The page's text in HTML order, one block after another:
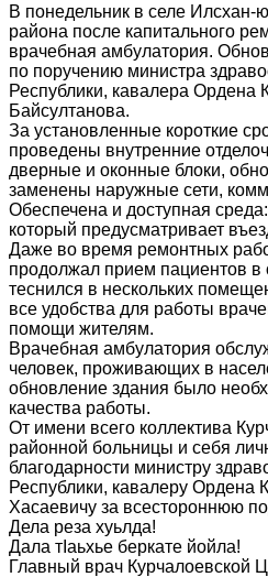
В понедельник в селе Илсхан-
района после капитального
врачебная амбулатория.
по поручению министра
Республики, кавалера
Байсултанова.
За установленные короткие
проведены внутренние
дверные и оконные блоки,
заменены наружные сети,
Обеспечена и доступная
который предусматривает
Даже во время ремонтных
продолжал прием пациентов
теснился в нескольких
все удобства для работы
помощи жителям.
Врачебная амбулатория
человек, проживающих в
обновление здания было
качества работы.
От имени всего коллектива
районной больницы и себя
благодарности министру
Республики, кавалеру
Хасаевичу за всестороннюю
Дела реза хуьлда!
Дала тIаьхье беркате йойла!
Главный врач